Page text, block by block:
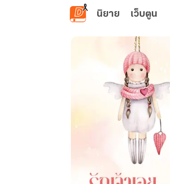
ข้ามไปยังเนื้อหาหลัก
นิยาย เว็บตูน